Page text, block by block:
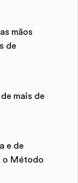
mãos
de
mais de
e de
o Método